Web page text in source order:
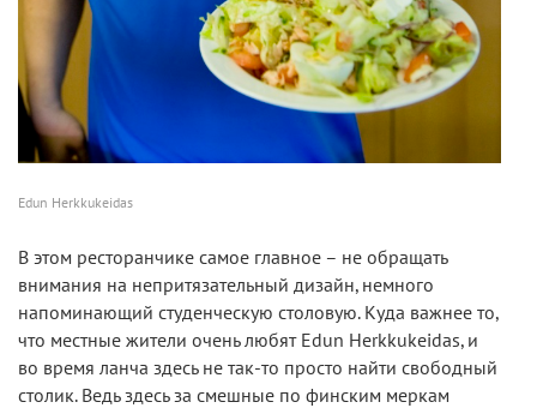
Edun Herkkukeidas
В этом ресторанчике самое главное – не обращать
внимания на непритязательный дизайн, немного
напоминающий студенческую столовую. Куда важнее то,
что местные жители очень любят Edun Herkkukeidas, и
во время ланча здесь не так-то просто найти свободный
столик. Ведь здесь за смешные по финским меркам